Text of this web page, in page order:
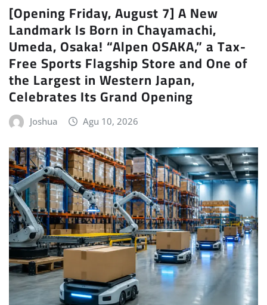
[Opening Friday, August 7] A New
Landmark Is Born in Chayamachi,
Umeda, Osaka! “Alpen OSAKA,” a Tax-
Free Sports Flagship Store and One of
the Largest in Western Japan,
Celebrates Its Grand Opening
Joshua Agu 10, 2026